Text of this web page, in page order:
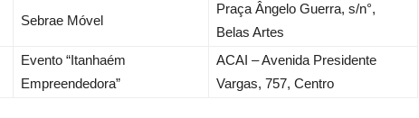
Sebrae Móvel
Praça Ângelo Guerra, s/n°,
Belas Artes
Evento “Itanhaém
Empreendedora”
ACAI – Avenida Presidente
Vargas, 757, Centro